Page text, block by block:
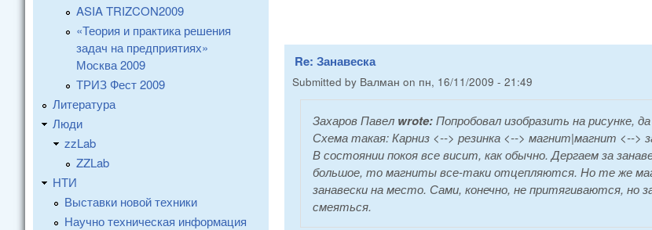
Re: Занавеска
Submitted by Валман on пн, 16/11/2009 - 21:49
Захаров Павел wrote:Попробовал изобразить на рисунке,
Схема такая: Карниз <--> резинка <--> магнит|магнит <-->
В состоянии покоя все висит, как обычно. Дергаем за
большое, то магниты все-таки отцепляются. Но те же
занавески на место. Сами, конечно, не притягиваются,
смеяться.
ASIA TRIZCON2009
«Теория и практика решения
задач на предприятиях»
Москва 2009
ТРИЗ Фест 2009
Литература
Люди
zzLab
ZZLab
НТИ
Выставки новой техники
Научно техническая информация